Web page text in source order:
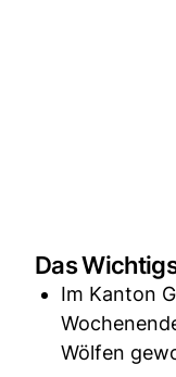
Das
Im Kanton
Wölfen